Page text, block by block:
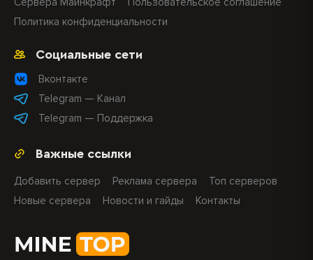
Важные ссылки
Добавить сервер Реклама сервера
Топ серверов
Новые сервера
Новости и гайды Контакты
Социальные сети
Вконтакте
Telegram — Канал
Telegram — Поддержка
Политика конфиденциальности